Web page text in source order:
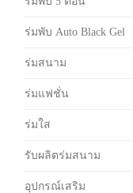
ร่มพับ Auto Black Gel
ร่มสนาม
ร่มแฟชั่น
ร่มใส
รับผลิตร่มสนาม
อุปกรณ์เสริม